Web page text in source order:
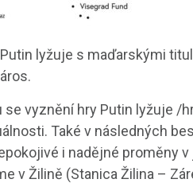
lyžuje s maďarskými
vyznění hry Putin lyžuje /
Také v následných
i nadějné proměny
v Žilině (Stanica Žilina –